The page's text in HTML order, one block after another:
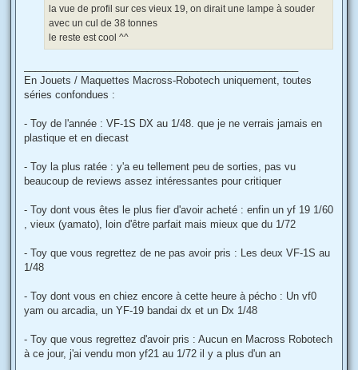
la vue de profil sur ces vieux 19, on dirait une lampe à souder
avec un cul de 38 tonnes
le reste est cool ^^
En Jouets / Maquettes Macross-Robotech uniquement, toutes
séries confondues :
- Toy de l'année : VF-1S DX au 1/48. que je ne verrais jamais en
plastique et en diecast
- Toy la plus ratée : y'a eu tellement peu de sorties, pas vu
beaucoup de reviews assez intéressantes pour critiquer
- Toy dont vous êtes le plus fier d'avoir acheté : enfin un yf 19 1/60
, vieux (yamato), loin d'être parfait mais mieux que du 1/72
- Toy que vous regrettez de ne pas avoir pris : Les deux VF-1S au
1/48
- Toy dont vous en chiez encore à cette heure à pécho : Un vf0
yam ou arcadia, un YF-19 bandai dx et un Dx 1/48
- Toy que vous regrettez d'avoir pris : Aucun en Macross Robotech
à ce jour, j'ai vendu mon yf21 au 1/72 il y a plus d'un an